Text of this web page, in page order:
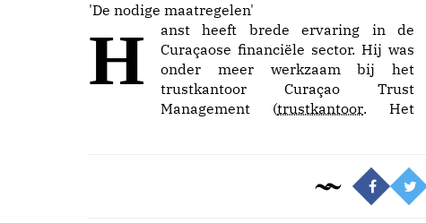
'De nodige maatregelen'
Hanst heeft brede ervaring in de
Curaçaose financiële sector. Hij was
onder meer werkzaam bij het
trustkantoor Curaçao Trust
Management (trustkantoor. Het